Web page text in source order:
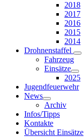
2018
2017
2016
2015
2014
Drohnenstaffel
Fahrzeug
Einsätze
2025
Jugendfeuerwehr
News
Archiv
Infos/Tipps
Kontakte
Übersicht Einsätze